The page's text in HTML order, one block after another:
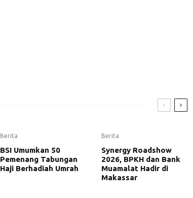
Berita
BSI Umumkan 50
Pemenang Tabungan
Haji Berhadiah Umrah
Berita
Synergy Roadshow
2026, BPKH dan Bank
Muamalat Hadir di
Makassar